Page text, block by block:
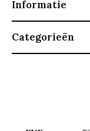
Informatie
Categorieën